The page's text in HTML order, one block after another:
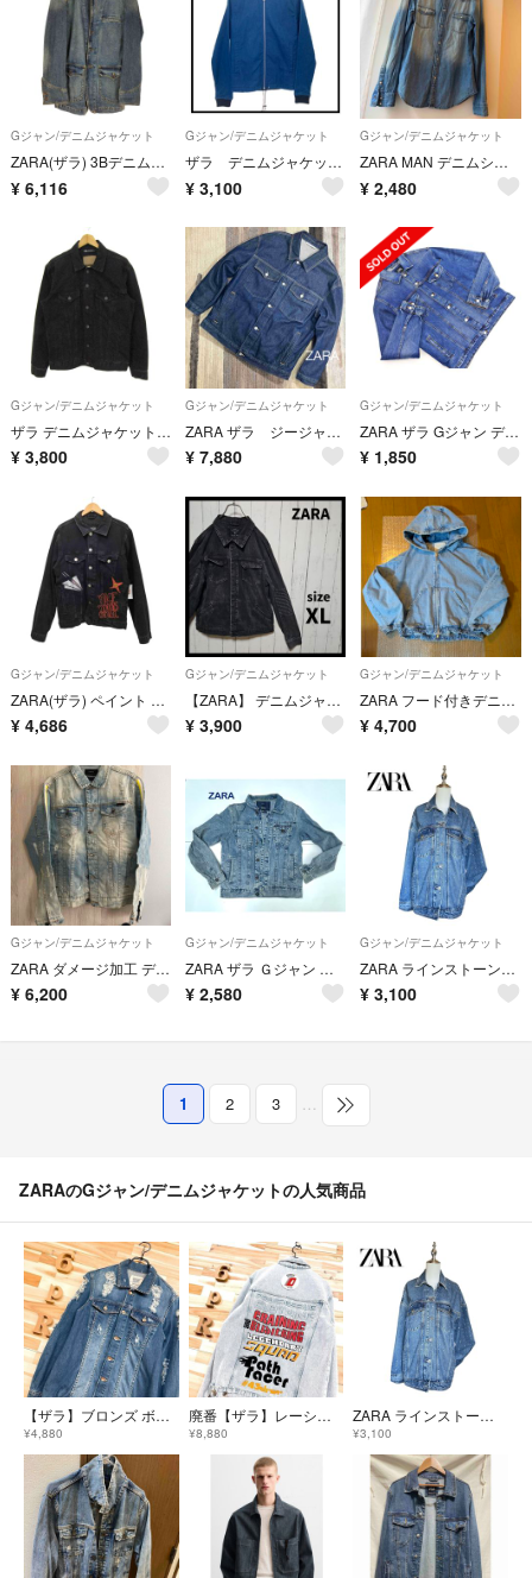
Gジャン/デニムジャケット
ZARA(ザラ) 3Bデニムテーラードジャケット メンズ アウター ジャケット
¥ 6,116
Gジャン/デニムジャケット
ザラ デニムジャケット ジップアップ ブルゾン インディゴ 長袖 S
¥ 3,100
Gジャン/デニムジャケット
ZARA MAN デニムシャツ スタッズ装飾 ウエスタンシャツ メンズ L
¥ 2,480
Gジャン/デニムジャケット
ザラ デニムジャケット Gジャン コットン100% アウター 黒 メンズ USA Mサイズ ブラック ZARA
¥ 3,800
Gジャン/デニムジャケット
ZARA ザラ ジージャン デニムジャケット サイズXL オーバーサイズ
¥ 7,880
Gジャン/デニムジャケット
ZARA ザラ Gジャン デニム ジャケット sizeXL/青 ■◇ メンズ
¥ 1,850
Gジャン/デニムジャケット
ZARA(ザラ) ペイント ダメージ加工 デニムジャケット メンズ アウター
¥ 4,686
Gジャン/デニムジャケット
【ZARA】 デニムジャケット エルボーギャザー F678
¥ 3,900
Gジャン/デニムジャケット
ZARA フード付きデニムジャケット Lサイズ
¥ 4,700
Gジャン/デニムジャケット
ZARA ダメージ加工 デニムジャケット
¥ 6,200
Gジャン/デニムジャケット
ZARA ザラ Ｇジャン デニムジャケット メンズ Mサイズ
¥ 2,580
Gジャン/デニムジャケット
ZARA ラインストーンスタッズデニムジャケット y2k サブカル サイズM
¥ 3,100
1 2 3 …
ZARAのGジャン/デニムジャケットの人気商品
【ザラ】ブロンズ ボタン ハード ダメージ デニムジャケット M 紺インディゴ
¥4,880
廃番【ザラ】レーシング パッチ ロゴ ブリーチ デニム ジャケット M 青×赤
¥8,880
ZARA ラインストーンスタッズデニムジャケット y2k サブカル サイズM
¥3,100